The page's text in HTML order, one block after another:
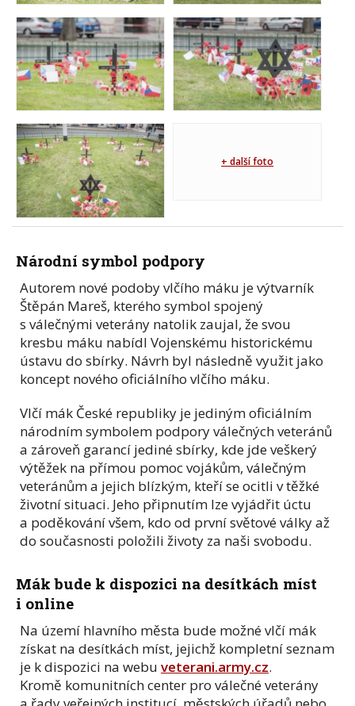
+ další foto
Národní symbol podpory
Autorem nové podoby vlčího máku je výtvarník
Štěpán Mareš, kterého symbol spojený
s válečnými veterány natolik zaujal, že svou
kresbu máku nabídl Vojenskému historickému
ústavu do sbírky. Návrh byl následně využit jako
koncept nového oficiálního vlčího máku.
Vlčí mák České republiky je jediným oficiálním
národním symbolem podpory válečných veteránů
a zároveň garancí jediné sbírky, kde jde veškerý
výtěžek na přímou pomoc vojákům, válečným
veteránům a jejich blízkým, kteří se ocitli v těžké
životní situaci. Jeho připnutím lze vyjádřit úctu
a poděkování všem, kdo od první světové války až
do současnosti položili životy za naši svobodu.
Mák bude k dispozici na desítkách míst
i online
Na území hlavního města bude možné vlčí mák
získat na desítkách míst, jejichž kompletní seznam
je k dispozici na webu veterani.army.cz.
Kromě komunitních center pro válečné veterány